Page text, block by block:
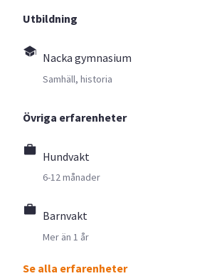
Utbildning
Nacka gymnasium
Samhäll, historia
Övriga erfarenheter
Hundvakt
6-12 månader
Barnvakt
Mer än 1 år
Se alla erfarenheter